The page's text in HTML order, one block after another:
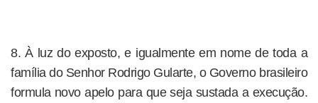
8. À luz do exposto, e igualmente em nome de toda a
família do Senhor Rodrigo Gularte, o Governo brasileiro
formula novo apelo para que seja sustada a execução.